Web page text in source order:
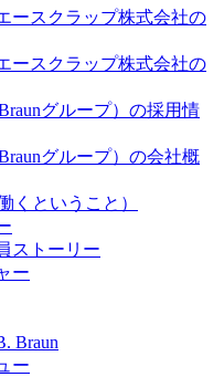
のご案内など販売店さ
頭症の特徴と症状、検査
要を知っていただくこと
問をお送りください。
ースクラップ株式会社の
ースクラップ株式会社の
グループ）の採用情
グループ）の会社概
くということ）
ストーリー
ー
Braun
ー